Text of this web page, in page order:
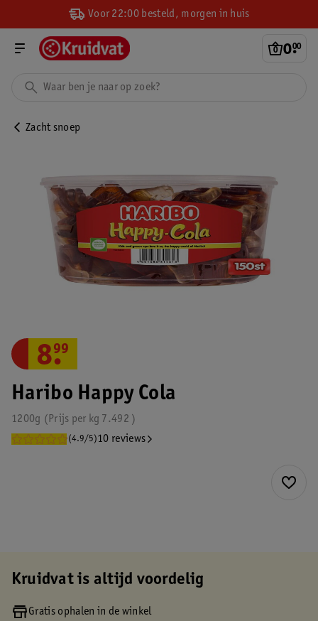
Voor 22:00 besteld, morgen in huis
0.
00
Zacht snoep
Haribo Happy Cola
1200g 7.492
Prijs per kg
(4.9/5)10 reviews
8.
99
Kruidvat is altijd voordelig
Gratis ophalen in de winkel